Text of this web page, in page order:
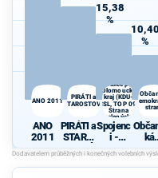
ANO 2011
ANO
2011
PIRÁTI a
STAROSTOVÉ
PIRÁTI a
STARO
STOVÉ
15,38
%
Koalice pro
Olomoucký
kraj (KDU-
ČSL, TOP 09,
Strana
zelených,
ProOlomouc)
Spojenc
i -
Koalice
pro
Olomou
10,40
%
ká